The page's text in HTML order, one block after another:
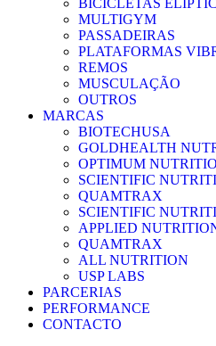
BICICLETAS
MULTIGYM
PASSADEIRAS
PLATAFORMAS
REMOS
MUSCULAÇÃO
OUTROS
MARCAS
BIOTECHUSA
GOLDHEALTH
OPTIMUM
SCIENTIFIC
QUAMTRAX
SCIENTIFIC
APPLIED
QUAMTRAX
ALL NUTRITION
USP LABS
PARCERIAS
PERFORMANCE
CONTACTO